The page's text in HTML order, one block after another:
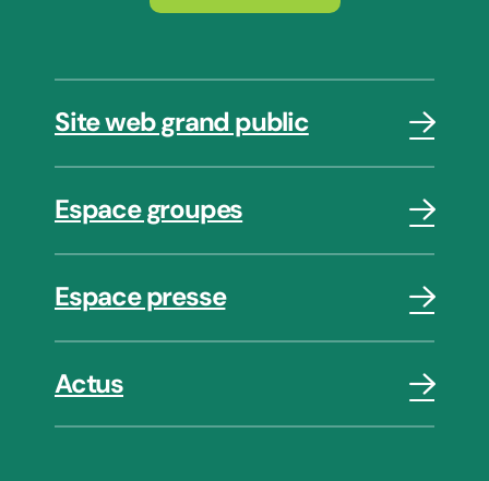
Site web grand public
Espace groupes
Espace presse
Actus